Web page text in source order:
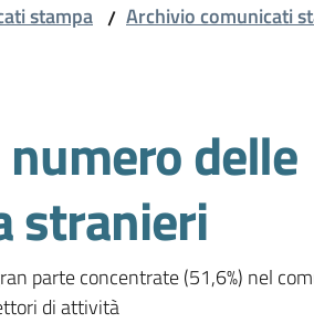
stampa / Archivio comunicati
delle
stranieri
parte concentrate (51,6%) nel
di attività